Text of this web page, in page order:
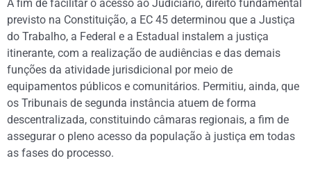
A fim de facilitar o acesso ao Judiciário, direito fundamental
previsto na Constituição, a EC 45 determinou que a Justiça
do Trabalho, a Federal e a Estadual instalem a justiça
itinerante, com a realização de audiências e das demais
funções da atividade jurisdicional por meio de
equipamentos públicos e comunitários. Permitiu, ainda, que
os Tribunais de segunda instância atuem de forma
descentralizada, constituindo câmaras regionais, a fim de
assegurar o pleno acesso da população à justiça em todas
as fases do processo.